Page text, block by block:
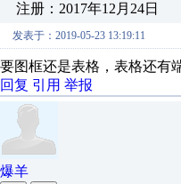
注册：2017年12月24日
发表于：2019-05-23 13:19:11
要图框还是表格，表格还有
回复 引用 举报
爆羊